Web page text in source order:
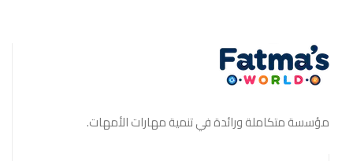
مؤسسة متكاملة ورائدة في تنمية مهارات الأمهات.